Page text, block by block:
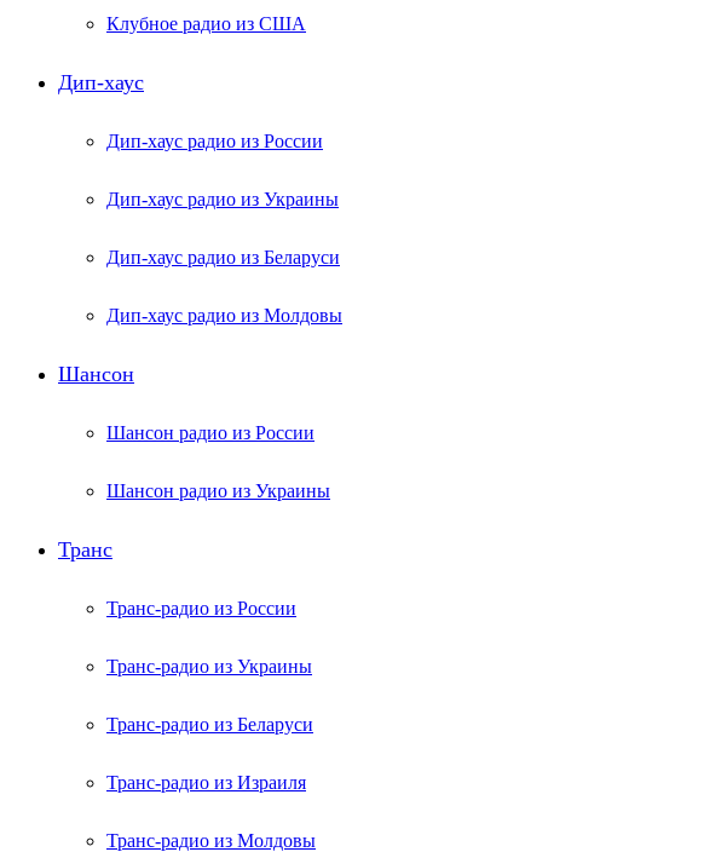
Клубное радио из США
Дип-хаус
Дип-хаус радио из России
Дип-хаус радио из Украины
Дип-хаус радио из Беларуси
Дип-хаус радио из Молдовы
Шансон
Шансон радио из России
Шансон радио из Украины
Транс
Транс-радио из России
Транс-радио из Украины
Транс-радио из Беларуси
Транс-радио из Израиля
Транс-радио из Молдовы